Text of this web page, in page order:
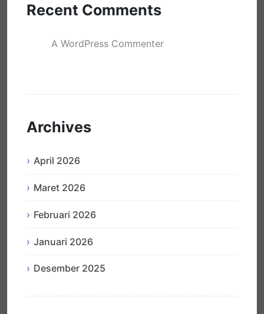
Recent Comments
A WordPress Commenter
Archives
April 2026
Maret 2026
Februari 2026
Januari 2026
Desember 2025